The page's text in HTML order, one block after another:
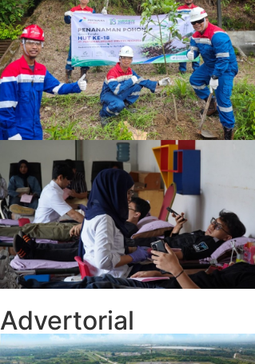
Advertorial